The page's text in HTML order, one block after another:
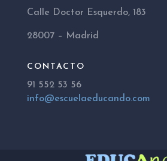
Calle Doctor Esquerdo, 183
28007 – Madrid
CONTACTO
91 552 53 56
info@escuelaeducando.com